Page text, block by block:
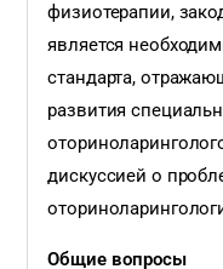
физиотерапии,
является
стандарта,
развития
дискуссией о
Общие вопросы